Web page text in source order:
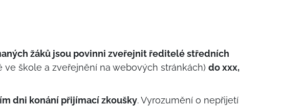
žáků jsou povinni zveřejnit ředitelé středních
škole a zveřejnění na webových stránkách) do xxx,
dni konání přijímací zkoušky. Vyrozumění o nepřijetí